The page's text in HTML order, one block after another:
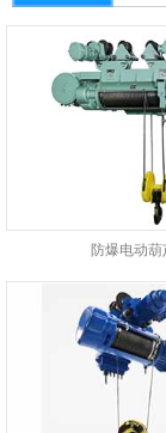
防爆电动葫